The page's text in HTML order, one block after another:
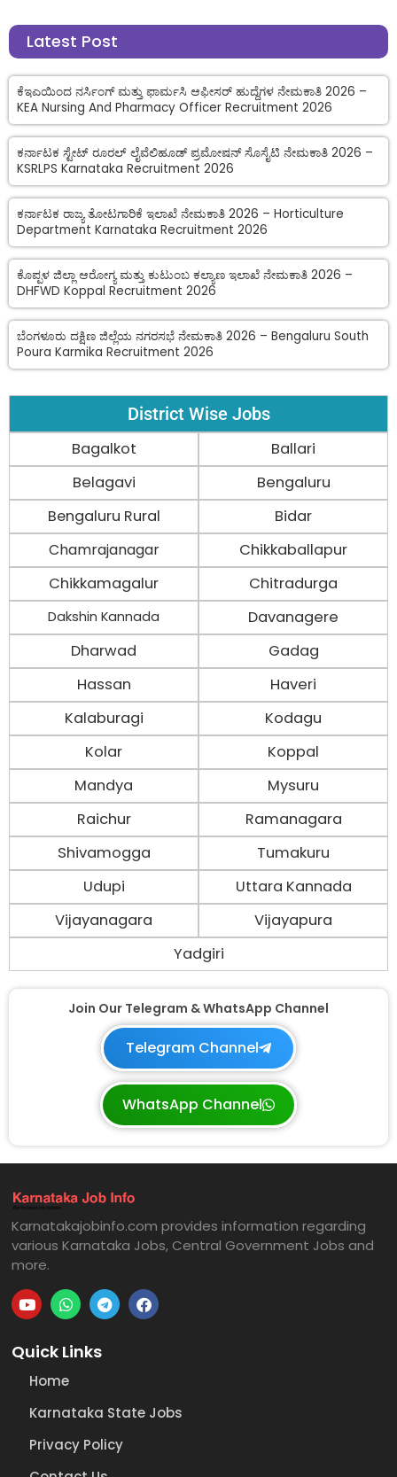
Latest Post
ಕೆಇಎಯಿಂದ ನರ್ಸಿಂಗ್ ಮತ್ತು ಫಾರ್ಮಸಿ ಆಫೀಸರ್ ಹುದ್ದೆಗಳ ನೇಮಕಾತಿ 2026 –
KEA Nursing And Pharmacy Officer Recruitment 2026
ಕರ್ನಾಟಕ ಸ್ಟೇಟ್ ರೂರಲ್ ಲೈವೆಲಿಹೂಡ್ ಪ್ರಮೋಷನ್ ಸೊಸೈಟಿ ನೇಮಕಾತಿ 2026 –
KSRLPS Karnataka Recruitment 2026
ಕರ್ನಾಟಕ ರಾಜ್ಯ ತೋಟಗಾರಿಕೆ ಇಲಾಖೆ ನೇಮಕಾತಿ 2026 – Horticulture
Department Karnataka Recruitment 2026
ಕೊಪ್ಪಳ ಜಿಲ್ಲಾ ಆರೋಗ್ಯ ಮತ್ತು ಕುಟುಂಬ ಕಲ್ಯಾಣ ಇಲಾಖೆ ನೇಮಕಾತಿ 2026 –
DHFWD Koppal Recruitment 2026
ಬೆಂಗಳೂರು ದಕ್ಷಿಣ ಜಿಲ್ಲೆಯ ನಗರಸಭೆ ನೇಮಕಾತಿ 2026 – Bengaluru South
Poura Karmika Recruitment 2026
District Wise Jobs
Bagalkot
Ballari
Belagavi
Bengaluru
Bengaluru Rural
Bidar
Chamrajanagar
Chikkaballapur
Chikkamagalur
Chitradurga
Dakshin Kannada
Davanagere
Dharwad
Gadag
Hassan
Haveri
Kalaburagi
Kodagu
Kolar
Koppal
Mandya
Mysuru
Raichur
Ramanagara
Shivamogga
Tumakuru
Udupi
Uttara Kannada
Vijayanagara
Vijayapura
Yadgiri
Join Our Telegram & WhatsApp Channel
Telegram Channel
WhatsApp Channel
Karnatakajobinfo.com provides information regarding
various Karnataka Jobs, Central Government Jobs and
more.
Quick Links
Home
Karnataka State Jobs
Privacy Policy